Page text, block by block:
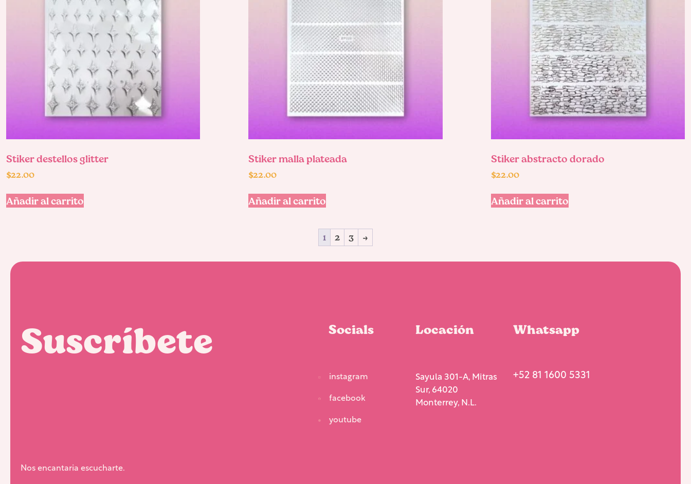
Stiker destellos glitter
$22.00
Añadir al carrito
Stiker malla plateada
$22.00
Añadir al carrito
Stiker abstracto dorado
$22.00
Añadir al carrito
1 2 3 →
Suscríbete Socials
instagram
facebook
youtube
Locación
Sayula 301-A, Mitras
Sur, 64020
Monterrey, N.L.
Whatsapp
+52 81 1600 5331
Nos encantaria escucharte.